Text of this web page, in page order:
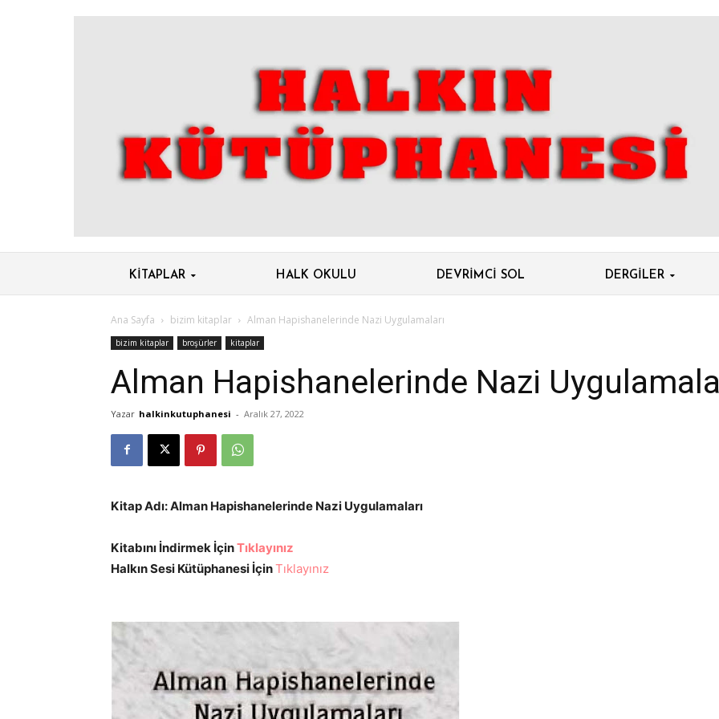
KITAPLAR HALK OKULU DEVRIMCI SOL DERGILER
Ana Sayfa bizim kitaplar Alman Hapishanelerinde Nazi Uygulamaları
bizim kitaplar broşürler kitaplar
Alman Hapishanelerinde Nazi
Yazar halkinkutuphanesi - Aralık 27, 2022
Kitap Adı: Alman Hapishanelerinde Nazi Uygulamaları
Kitabını İndirmek İçinTıklayınız
Halkın Sesi Kütüphanesi İçinTıklayınız